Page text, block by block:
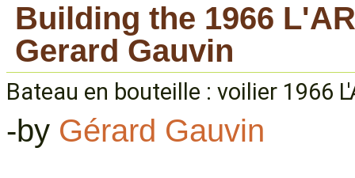
Building the 1966
Gerard Gauvin
Bateau en bouteille : voilier 1966
-by Gérard Gauvin